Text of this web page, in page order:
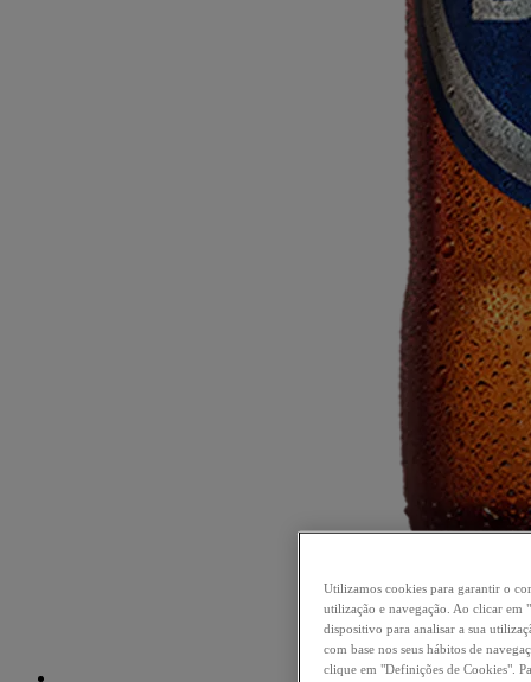
Utilizamos cookies para garantir o
utilização e navegação. Ao clicar em
dispositivo para analisar a sua
com base nos seus hábitos de
clique em "Definições de Cookies".